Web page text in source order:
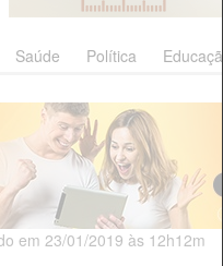
Saúde Política Educação
em 23/01/2019 às 12h12m